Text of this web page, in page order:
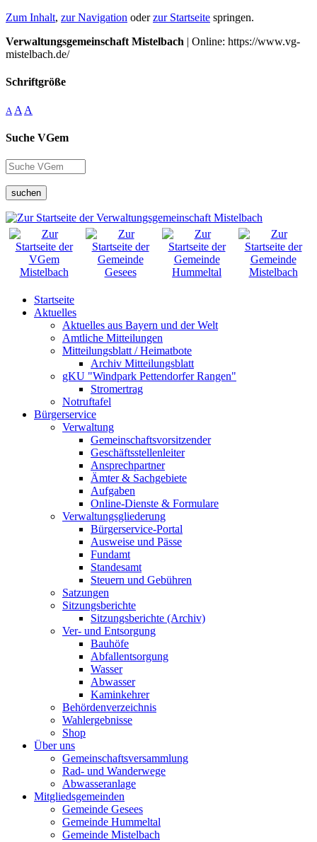
Zum Inhalt, zur Navigation oderzur Startseite springen.
Verwaltungsgemeinschaft Mistelbach | Online: https://www.vg-
mistelbach.de/
Schriftgröße
A A A
Suche VGem
suchen
Startseite
Aktuelles
Aktuelles aus Bayern und der Welt
Amtliche Mitteilungen
Mitteilungsblatt / Heimatbote
Archiv Mitteilungsblatt
gKU "Windpark Pettendorfer Rangen"
Stromertrag
Notruftafel
Bürgerservice
Verwaltung
Gemeinschaftsvorsitzender
Geschäftsstellenleiter
Ansprechpartner
Ämter & Sachgebiete
Aufgaben
Online-Dienste & Formulare
Verwaltungsgliederung
Bürgerservice-Portal
Ausweise und Pässe
Fundamt
Standesamt
Steuern und Gebühren
Satzungen
Sitzungsberichte
Sitzungsberichte (Archiv)
Ver- und Entsorgung
Bauhöfe
Abfallentsorgung
Wasser
Abwasser
Kaminkehrer
Behördenverzeichnis
Wahlergebnisse
Shop
Über uns
Gemeinschaftsversammlung
Rad- und Wanderwege
Abwasseranlage
Mitgliedsgemeinden
Gemeinde Gesees
Gemeinde Hummeltal
Gemeinde Mistelbach